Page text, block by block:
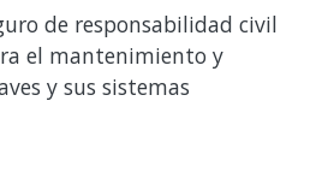
de responsabilidad civil
el mantenimiento y
y sus sistemas